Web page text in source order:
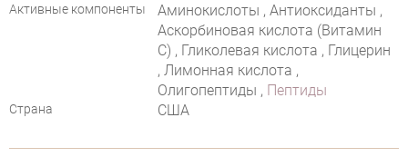
Активные компоненты
Аминокислоты , Антиоксиданты ,
Аскорбиновая кислота (Витамин
С) , Гликолевая кислота , Глицерин
, Лимонная кислота ,
Олигопептиды , Пептиды
Страна США